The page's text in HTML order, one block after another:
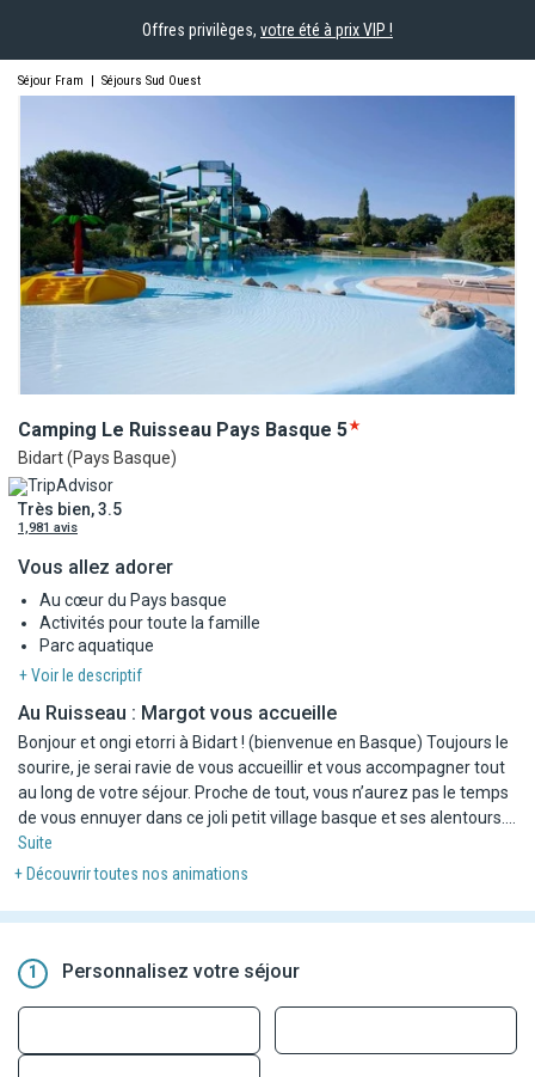
Offres privilèges, votre été à prix VIP !
Séjour Fram | Séjours Sud Ouest
Camping Le Ruisseau Pays Basque 5
Bidart (Pays Basque)
Très bien, 3.5
1,981 avis
Vous allez adorer
Au cœur du Pays basque
Activités pour toute la famille
Parc aquatique
+ Voir le descriptif
Au Ruisseau : Margot vous accueille
Bonjour et ongi etorri à Bidart ! (bienvenue en Basque) Toujours le
sourire, je serai ravie de vous accueillir et vous accompagner tout
au long de votre séjour. Proche de tout, vous n’aurez pas le temps
de vous ennuyer dans ce joli petit village basque et ses alentours.
Ce camping 5* de 18 hectares, vous fera prendre une grande
bouffée d’air frais qui vous donnera envie de rester ! À très vite !
Suite
+ Découvrir toutes nos animations
1 Personnalisez votre séjour